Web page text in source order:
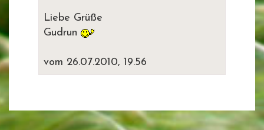
Liebe Grüße
Gudrun
vom 26.07.2010, 19.56